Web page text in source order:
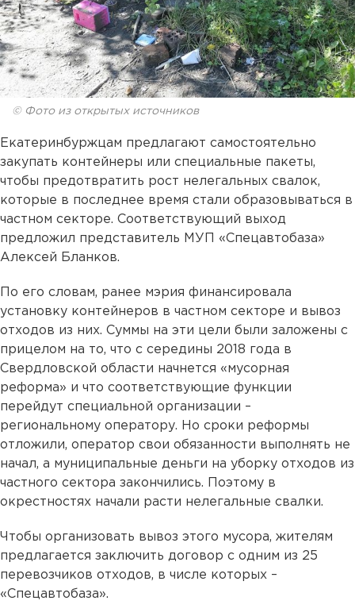
© Фото из открытых источников
Екатеринбуржцам предлагают самостоятельно
закупать контейнеры или специальные пакеты,
чтобы предотвратить рост нелегальных свалок,
которые в последнее время стали образовываться в
частном секторе. Соответствующий выход
предложил представитель МУП «Спецавтобаза»
Алексей Бланков.
По его словам, ранее мэрия финансировала
установку контейнеров в частном секторе и вывоз
отходов из них. Суммы на эти цели были заложены с
прицелом на то, что с середины 2018 года в
Свердловской области начнется «мусорная
реформа» и что соответствующие функции
перейдут специальной организации –
региональному оператору. Но сроки реформы
отложили, оператор свои обязанности выполнять не
начал, а муниципальные деньги на уборку отходов из
частного сектора закончились. Поэтому в
окрестностях начали расти нелегальные свалки.
Чтобы организовать вывоз этого мусора, жителям
предлагается заключить договор с одним из 25
перевозчиков отходов, в числе которых –
«Спецавтобаза».